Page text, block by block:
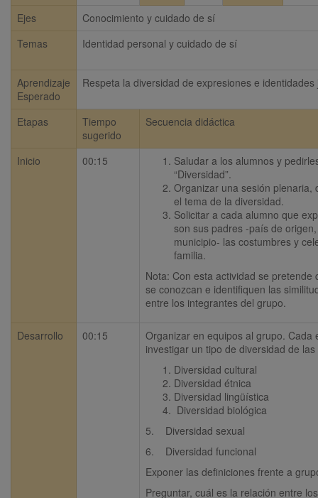
Ejes
Conocimiento y cuidado de sí
Temas
Identidad personal y cuidado de sí
Aprendizaje
Esperado
Respeta la diversidad de expresiones e identidades
Etapas
Tiempo
sugerido
Secuencia didáctica
Inicio 00:15
Saludar a los alumnos y
“Diversidad”.
Organizar una sesión plenaria,
el tema de la diversidad.
Solicitar a cada alumno que
son sus padres -país de
municipio- las costumbres y
familia.
Nota: Con esta actividad se pretende
se conozcan e identifiquen las
entre los integrantes del grupo.
Desarrollo 00:15
Organizar en equipos al grupo. Cada
investigar un tipo de diversidad de
Diversidad cultural
Diversidad étnica
Diversidad lingüística
Diversidad biológica
5.    Diversidad sexual
6.    Diversidad funcional
Exponer las definiciones frente a
Preguntar, cuál es la relación entre